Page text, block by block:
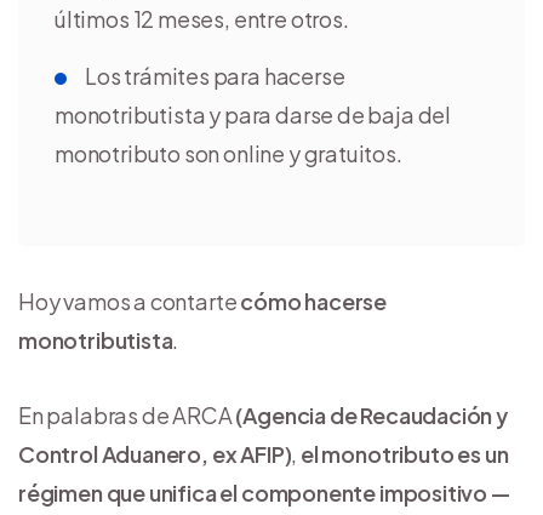
últimos 12 meses, entre otros.
Los trámites para hacerse
monotributista y para darse de baja del
monotributo son online y gratuitos.
Hoy vamos a contartecómo hacerse
monotributista
En palabras de ARCA(Agencia de Recaudación y
Control Aduanero, ex AFIP) el monotributo es un
régimen que unifica el componente impositivo —